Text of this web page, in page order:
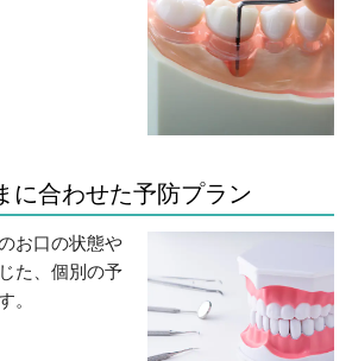
に合わせた予防プラン
お口の状態や
た、個別の予
。